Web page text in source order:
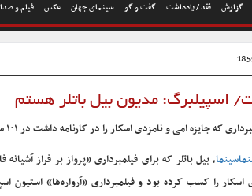
گزارش نقد / یادداشت گفت و گو سینمای جهان عکس فیلم و صدا
اسپیلبرگ: مدیون بیل باتلر هستم
که جایزه امی و نامزدی اسکار را در کارنامه داشت در ۱۰۱ سالگی از دنیا رفت.
، بیل باتلر که برای فیلمبرداری «پرواز بر فراز
اسکار را کسب کرده بود و فیلمبرداری «آرواره‌ها» استیون